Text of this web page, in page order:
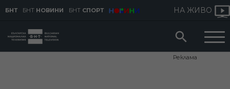
БНТ БНТ НОВИНИ БНТ СПОРТ НА ЖИВО
Реклама